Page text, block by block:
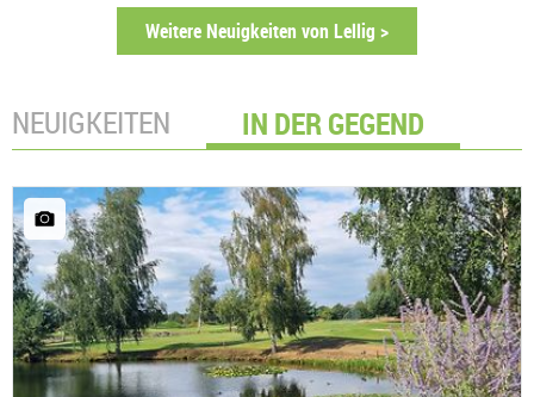
Weitere Neuigkeiten von Lellig >
NEUIGKEITEN IN DER GEGEND